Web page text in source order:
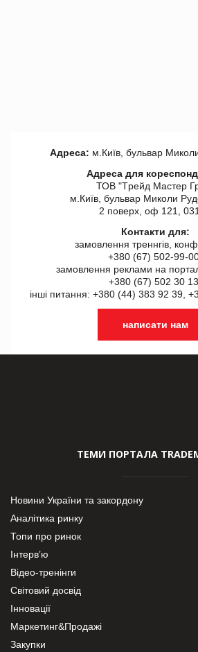
Адреса: м.Київ, бульвар
Адреса для
ТОВ "Tрейд Мастер
м.Київ, бульвар Миколи
2 поверх, оф 121,
Контакти для:
замовлення треннгів,
+380 (67) 502-99-
замовлення реклами на
+380 (67) 502 30 13,
інші питання: +380 (44) 383 92 39,
написати нам
ТЕМИ ПОРТАЛА
Новини України та закордону
Аналітика ринку
Топи про ринок
Інтерв’ю
Відео-тренінги
Світовий досвід
Інновації
Маркетинг&Продажі
Закупки